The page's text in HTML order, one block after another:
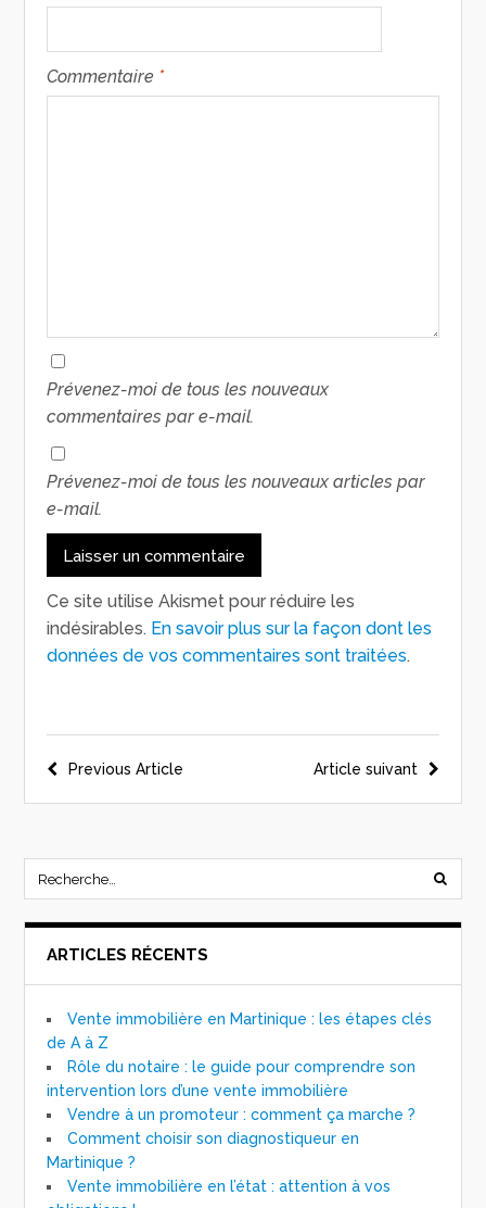
Commentaire *
Prévenez-moi de tous les nouveaux
commentaires par e-mail.
Prévenez-moi de tous les nouveaux articles par
e-mail.
Ce site utilise Akismet pour réduire les
indésirables. En savoir plus sur la façon dont les
données de vos commentaires sont traitées.
Article suivant
Previous Article
ARTICLES RÉCENTS
Vente immobilière en Martinique : les étapes clés
de A à Z
Rôle du notaire : le guide pour comprendre son
intervention lors d’une vente immobilière
Vendre à un promoteur : comment ça marche ?
Comment choisir son diagnostiqueur en
Martinique ?
Vente immobilière en l’état : attention à vos